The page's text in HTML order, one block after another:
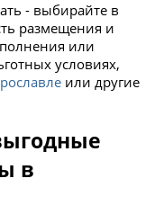
- выбирайте в
размещения и
или
условиях,
или другие
в